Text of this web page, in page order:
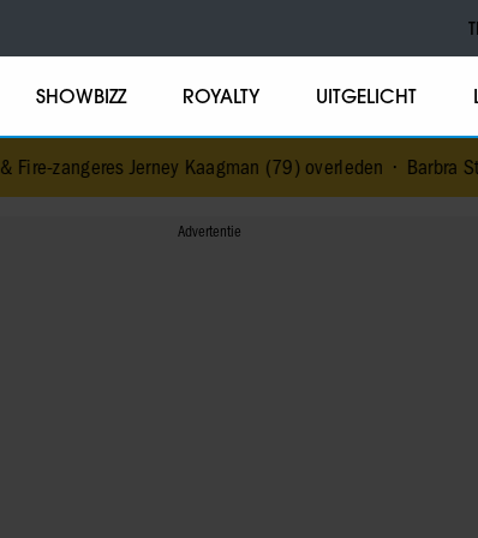
SHOWBIZZ ROYALTY UITGELICHT
Jerney Kaagman (79) overleden •Barbra Streisand